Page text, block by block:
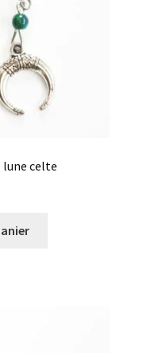
lune celte